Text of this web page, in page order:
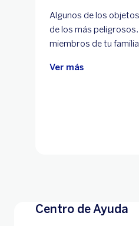
Algunos de los
de los más
miembros de tu
Ver más
Centro de Ayuda